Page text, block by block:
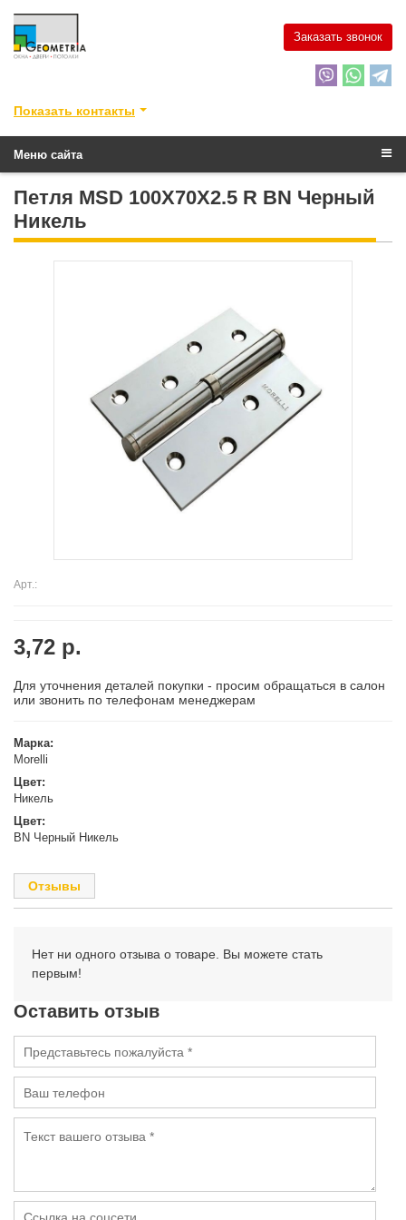
Заказать звонок
Показать контакты
Меню сайта
Петля MSD 100X70X2.5 R BN Черный
Никель
Арт.:
3,72 р.
Для уточнения деталей покупки - просим обращаться в салон
или звонить по телефонам менеджерам
Марка:
Morelli
Цвет:
Никель
Цвет:
BN Черный Никель
Отзывы
Нет ни одного отзыва о товаре. Вы можете стать
первым!
Оставить отзыв